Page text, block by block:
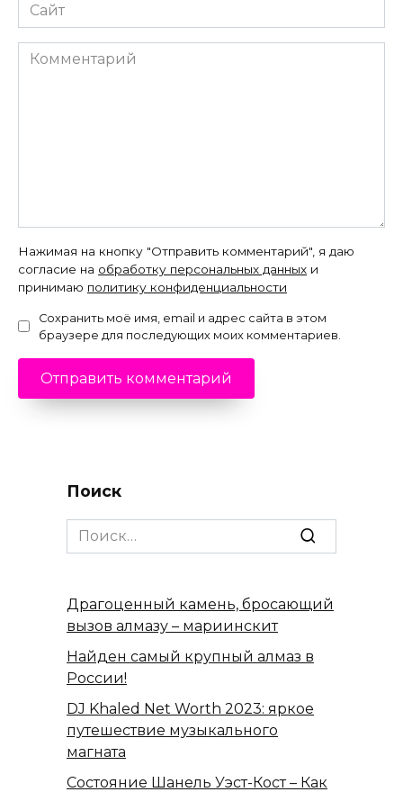
Комментарий
Нажимая на кнопку "Отправить комментарий", я даю
согласие на обработку персональных данных и
принимаю политику конфиденциальности
Сохранить моё имя, email и адрес сайта в этом
браузере для последующих моих комментариев.
Поиск
Search
for:
Драгоценный камень, бросающий
вызов алмазу – мариинскит
Найден самый крупный алмаз в
России!
DJ Khaled Net Worth 2023: яркое
путешествие музыкального
магната
Состояние Шанель Уэст-Кост – Как